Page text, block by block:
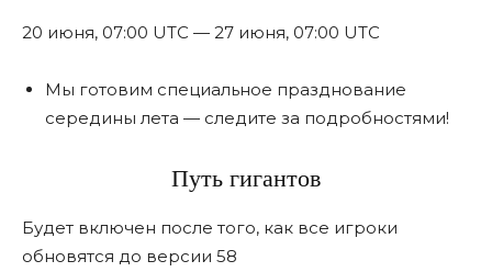
20 июня, 07:00 UTC — 27 июня, 07:00 UTC
Мы готовим специальное празднование
середины лета — следите за подробностями!
Путь гигантов
Будет включен после того, как все игроки
обновятся до версии 58